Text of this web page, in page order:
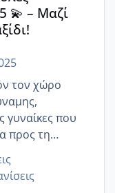
💫 – Μαζί
τον χώρο
γυναίκες που
προς τη
το 2025.
χαρές,
ή μεγάλη